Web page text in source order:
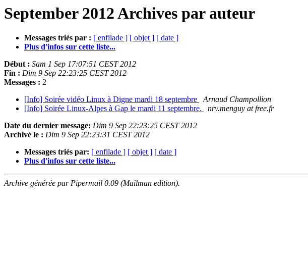
September 2012 Archives par auteur
Messages triés par : [ enfilade ] [ objet ] [ date ]
Plus d'infos sur cette liste...
Début : Sam 1 Sep 17:07:51 CEST 2012
Fin : Dim 9 Sep 22:23:25 CEST 2012
Messages : 2
[Info] Soirée vidéo Linux à Digne mardi 18 septembre
Arnaud Champollion
[Info] Soirée Linux-Alpes à Gap le mardi 11 septembre.
nrv.menguy at free.fr
Date du dernier message: Dim 9 Sep 22:23:25 CEST 2012
Archivé le : Dim 9 Sep 22:23:31 CEST 2012
Messages triés par: [ enfilade ] [ objet ] [ date ]
Plus d'infos sur cette liste...
Archive générée par Pipermail 0.09 (Mailman edition).